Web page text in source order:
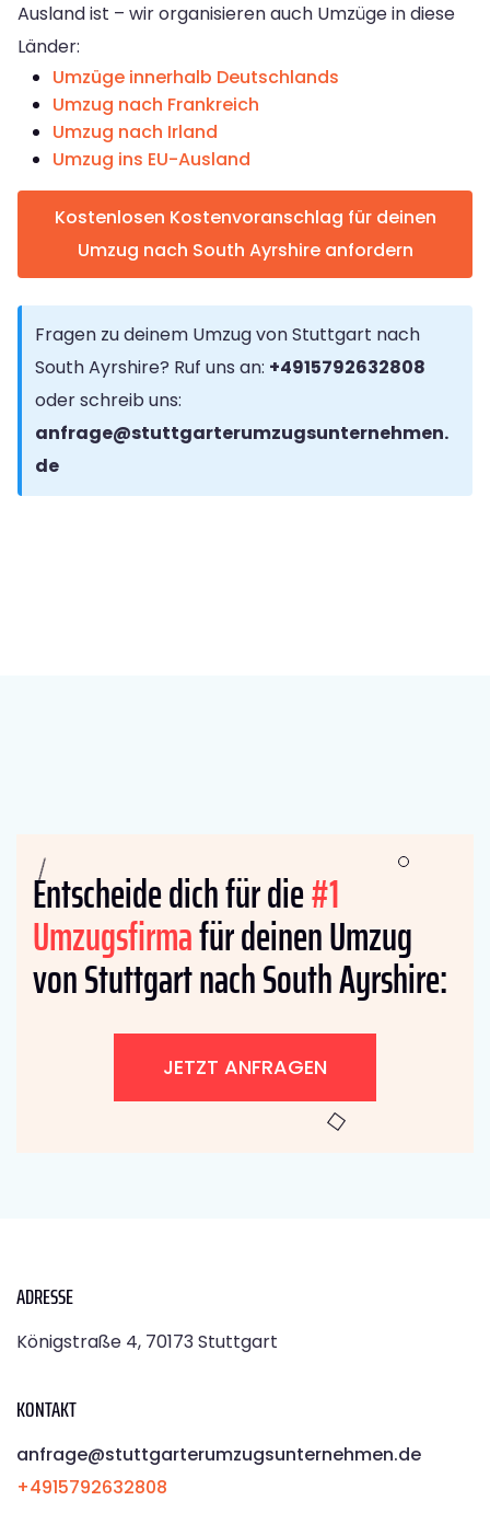
Ausland ist – wir organisieren auch Umzüge in diese
Länder:
Umzüge innerhalb Deutschlands
Umzug nach Frankreich
Umzug nach Irland
Umzug ins EU-Ausland
Kostenlosen Kostenvoranschlag für deinen
Umzug nach South Ayrshire anfordern
Fragen zu deinem Umzug von Stuttgart nach
South Ayrshire? Ruf uns an: +4915792632808
oder schreib uns:
anfrage@stuttgarterumzugsunternehmen.
de
Entscheide dich für die#1
Umzugsfirmafür deinen Umzug
von Stuttgart nach South Ayrshire:
JETZT ANFRAGEN
ADRESSE
Königstraße 4, 70173 Stuttgart
KONTAKT
anfrage@stuttgarterumzugsunternehmen.de
+4915792632808